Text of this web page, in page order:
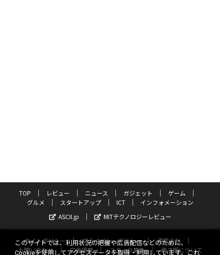
TOP レビュー ニュース ガジェット
ゲーム
グルメ
スタートアップ ICT
インフォメーション
ASCII.jp
MITテクノロジーレビュー
サイトポリシー プライバシーポリシー
運営会社
お問い合わせ
広告掲載 スタッフ募集 電子版について
このサイトでは、利用状況の把握や広告配信などのために、
Cookieを使用してアクセスデータを取得・利用しています。これ